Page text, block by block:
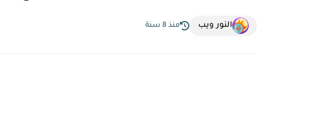
النور ويب منذ 8 سنة